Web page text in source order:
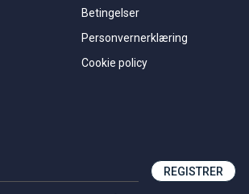
Betingelser
Personvernerklæring
Cookie policy
REGISTRER